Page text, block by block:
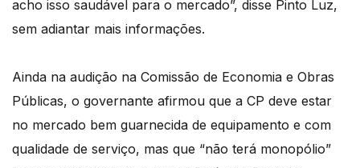
acho isso saudável para o mercado”, disse Pinto Luz,
sem adiantar mais informações.
Ainda na audição na Comissão de Economia e Obras
Públicas, o governante afirmou que a CP deve estar
no mercado bem guarnecida de equipamento e com
qualidade de serviço, mas que “não terá monopólio”